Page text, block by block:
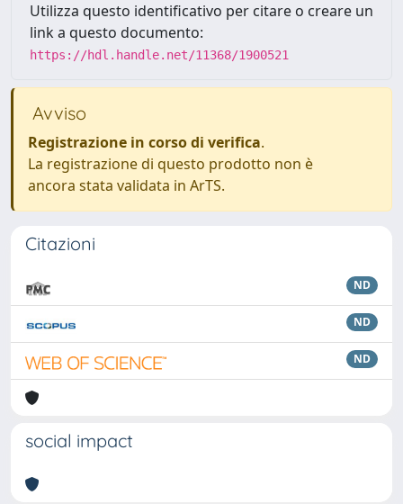
Utilizza questo identificativo per citare o creare un
link a questo documento:
https://hdl.handle.net/11368/1900521
Avviso
Registrazione in corso di verifica.
La registrazione di questo prodotto non è
ancora stata validata in ArTS.
Citazioni
ND
ND
ND
social impact